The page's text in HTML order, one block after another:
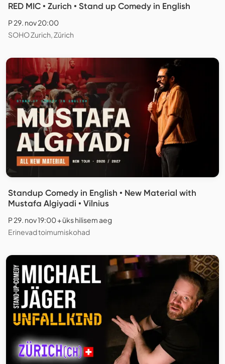
RED MIC • Zurich • Stand up Comedy in English
P 29. nov 20:00
SOHO Zurich, Zürich
Standup Comedy in English • New Material with
Mustafa Algiyadi • Vilnius
P 29. nov 19:00 + üks hilisem aeg
Erinevad toimumiskohad